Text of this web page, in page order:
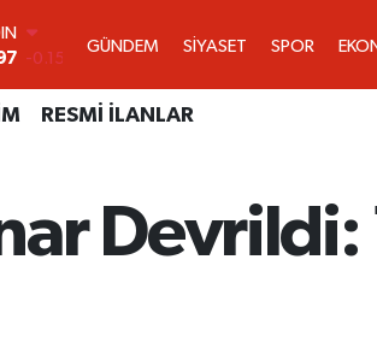
0.18
0.32
-14
GÜNDEM SİYASET SPOR
RESMİ İLANLAR